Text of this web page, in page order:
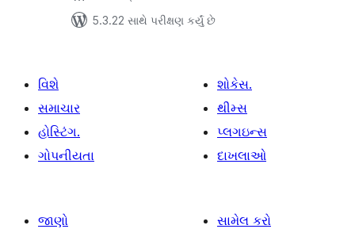
5.3.22 સાથે પરીક્ષણ કર્યું છે
વિશે
સમાચાર
હોસ્ટિંગ.
ગોપનીયતા
શોકેસ.
થીમ્સ
પ્લગઇન્સ
દાખલાઓ
જાણો
સામેલ કરો